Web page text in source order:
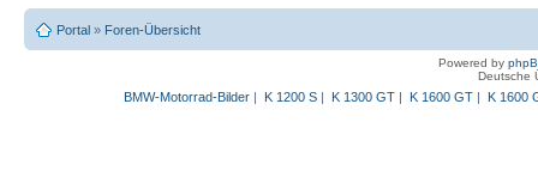
Portal » Foren-Übersicht
Powered by
Deutsche
BMW-Motorrad-Bilder| K 1200 S| K 1300 GT| K 1600 GT| K 1600